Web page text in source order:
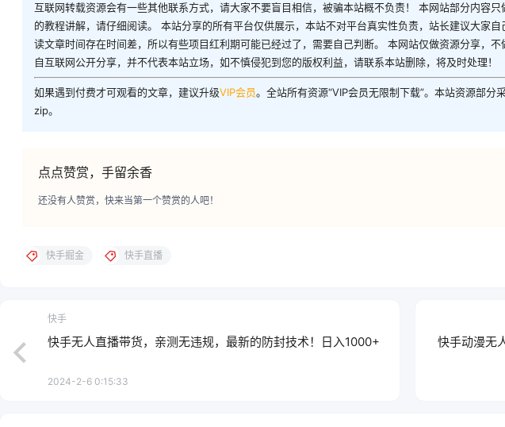
互联网转载资源会有一些其他联系方式，请大家不要盲目相信，被骗本站概不负责！ 本网站部分内容
的教程讲解，请仔细阅读。 本站分享的所有平台仅供展示，本站不对平台真实性负责，站长建议大家
读文章时间存在时间差，所以有些项目红利期可能已经过了，需要自己判断。 本网站仅做资源分享，
自互联网公开分享，并不代表本站立场，如不慎侵犯到您的版权利益，请联系本站删除，将及时处理！
如果遇到付费才可观看的文章，建议升级VIP会员。全站所有资源“VIP会员无限制下载”。本站资源部
zip。
点点赞赏，手留余香
还没有人赞赏，快来当第一个赞赏的人吧！
快手掘金 快手直播
快手
快手无人直播带货，亲测无违规，最新的防封技术！日入1000+
2024-2-6 0:15:33
快手动漫无